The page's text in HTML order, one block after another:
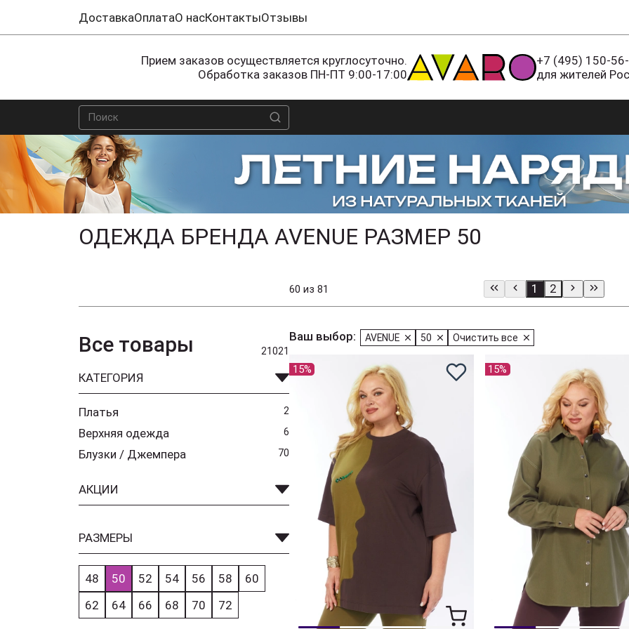
ДоставкаОплатаО насКонтактыОтзывы
Прием заказов осуществляется круглосуточно.
Обработка заказов ПН-ПТ 9:00-17:00
+7 (495) 150-
для жителей
ОДЕЖДА БРЕНДА AVENUE РАЗМЕР 50
60 из 81 1 2
Все товары 21021
КАТЕГОРИЯ
Платья 2
Верхняя одежда 6
Блузки / Джемпера 70
АКЦИИ
РАЗМЕРЫ
48 50 52 54 56 58
60
62
64 66 68 70 72
Ваш выбор: AVENUE 50 Очистить все
15% 15%